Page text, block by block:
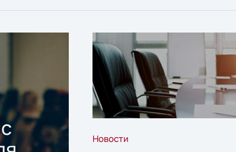
Новости